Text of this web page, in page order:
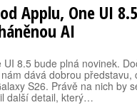
Applu, One UI
AI
UI 8.5 bude plná novinek.
dává dobrou představu,
S26. Právě na nich by
další detail, který…